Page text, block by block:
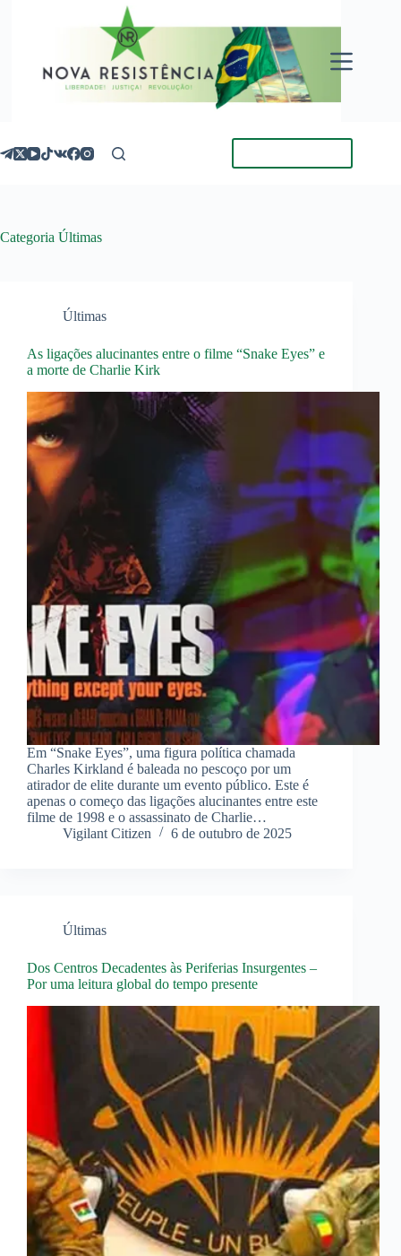
Categoria Últimas
Últimas
As ligações alucinantes entre o filme “Snake Eyes” e
a morte de Charlie Kirk
Em “Snake Eyes”, uma figura política chamada
Charles Kirkland é baleada no pescoço por um
atirador de elite durante um evento público. Este é
apenas o começo das ligações alucinantes entre este
filme de 1998 e o assassinato de Charlie…
Vigilant Citizen
6 de outubro de 2025
Últimas
Dos Centros Decadentes às Periferias Insurgentes –
Por uma leitura global do tempo presente